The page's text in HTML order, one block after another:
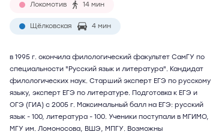
Локомотив 14 мин
Щёлковская 4 мин
в 1995 г. окончила филологический факультет СамГУ по
специальности "Русский язык и литература". Кандидат
филологических наук. Старший эксперт ЕГЭ по русскому
языку, эксперт ЕГЭ по литературе. Подготовка к ЕГЭ и
ОГЭ (ГИА) с 2005 г. Максимальный балл на ЕГЭ: русский
язык - 100, литература - 100. Ученики поступали в МГИМО,
МГУ им. Ломоносова, ВШЭ, МПГУ. Возможны